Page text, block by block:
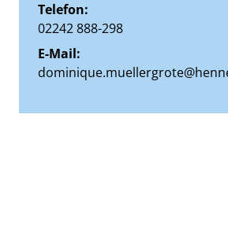
Telefon:
02242 888-298
E-Mail: